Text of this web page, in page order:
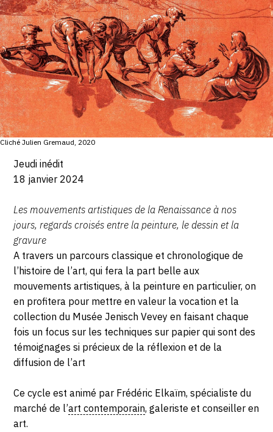
CRÉER SON CATALOGUE RAISONNÉ
ABONNEMENTS DÉDIÉS AUX GALERISTES
CRÉER SON SITE ARTISTE
CRÉER SON CATALOGUE D'EXPO
PUBLIER SES EXPOSITIONS
DEVENIR CONTRIBUTEUR
L'ÉQUIPE OAM
À PROPOS D'OAM
CONTACT
CGU
CGV
SUIVEZ-NOUS
FACEBOOK
Cliché Julien Gremaud, 2020
Jeudi inédit
18 janvier 2024
Les mouvements artistiques de la Renaissance à nos
jours, regards croisés entre la peinture, le dessin et la
gravure
A travers un parcours classique et chronologique de
l’histoire de l’art, qui fera la part belle aux
mouvements artistiques, à la peinture en particulier, on
en profitera pour mettre en valeur la vocation et la
collection du Musée Jenisch Vevey en faisant chaque
fois un focus sur les techniques sur papier qui sont des
témoignages si précieux de la réflexion et de la
diffusion de l’art
Ce cycle est animé par Frédéric Elkaïm, spécialiste du
marché de l’art contemporain, galeriste et conseiller en
art.